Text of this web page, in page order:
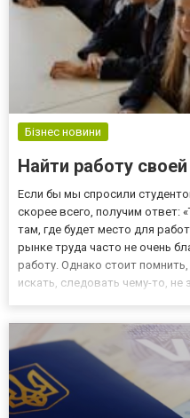
Бізнес новини
Найти работу
Если бы мы спросили
скорее всего, получим ответ:
там, где будет место для
рынке труда часто не очень
работу. Однако стоит
искать, следовать чему-то, не